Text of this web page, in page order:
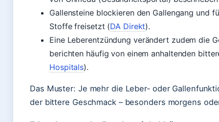
Gallensteine blockieren den Gallengang und
Stoffe freisetzt (DA Direkt).
Eine Leberentzündung verändert zudem die
berichten häufig von einem anhaltenden
Hospitals).
Das Muster: Je mehr die Leber‑ oder
der bittere Geschmack – besonders morgens